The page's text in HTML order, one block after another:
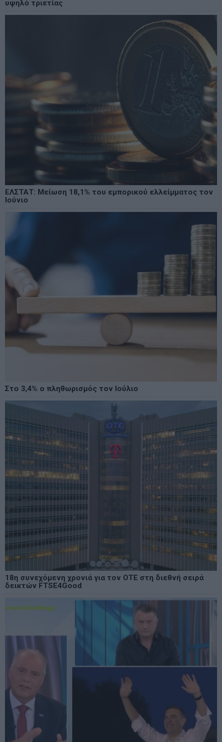
υψηλό τριετίας
ΕΛΣΤΑΤ: Μείωση 18,1% του εμπορικού ελλείμματος τον
Ιούνιο
Στο 3,4% ο πληθωρισμός τον Ιούλιο
18η συνεχόμενη χρονιά για τον ΟΤΕ στη διεθνή σειρά
δεικτών FTSE4Good